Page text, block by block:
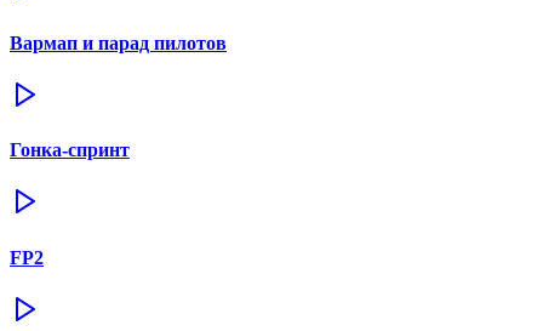
Вармап и парад пилотов
Гонка-спринт
FP2